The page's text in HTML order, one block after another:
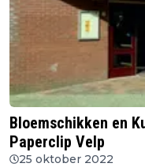
Bloemschikken en
Paperclip Velp
25 oktober 2022